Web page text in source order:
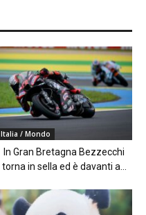
Italia / Mondo
In Gran Bretagna Bezzecchi
torna in sella ed è davanti a...